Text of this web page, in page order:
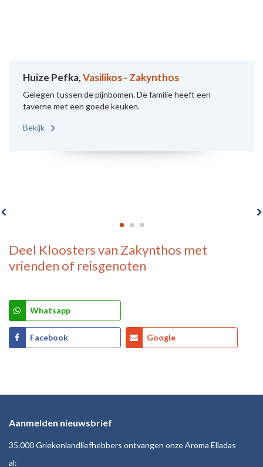
Huize Pefka,Vasilikos - Zakynthos
Gelegen tussen de pijnbomen. De familie heeft een
taverne met een goede keuken.
Bekijk
Deel Kloosters van Zakynthos met
vrienden of reisgenoten
Whatsapp
Facebook Google
Aanmelden nieuwsbrief
35.000 Griekenlandliefhebbers ontvangen onze Aroma Elladas
al: